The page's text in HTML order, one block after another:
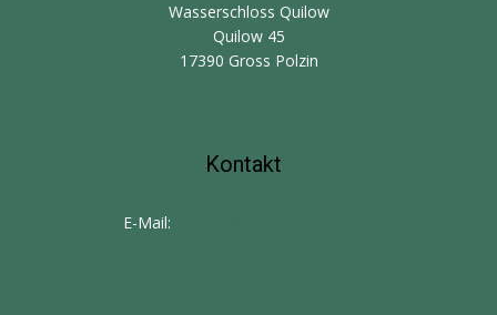
Wasserschloss Quilow
Quilow 45
17390 Gross Polzin
Kontakt
E-Mail: